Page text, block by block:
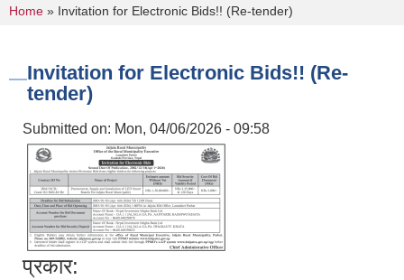
You are here
Home » Invitation for Electronic Bids!! (Re-tender)
Invitation for Electronic Bids!! (Re-
tender)
Submitted on: Mon, 04/06/2026 - 09:58
प्रकार: